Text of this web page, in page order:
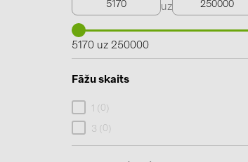
uz
5170 uz 250000
Fāžu skaits
1 ( 0
3 ( 0